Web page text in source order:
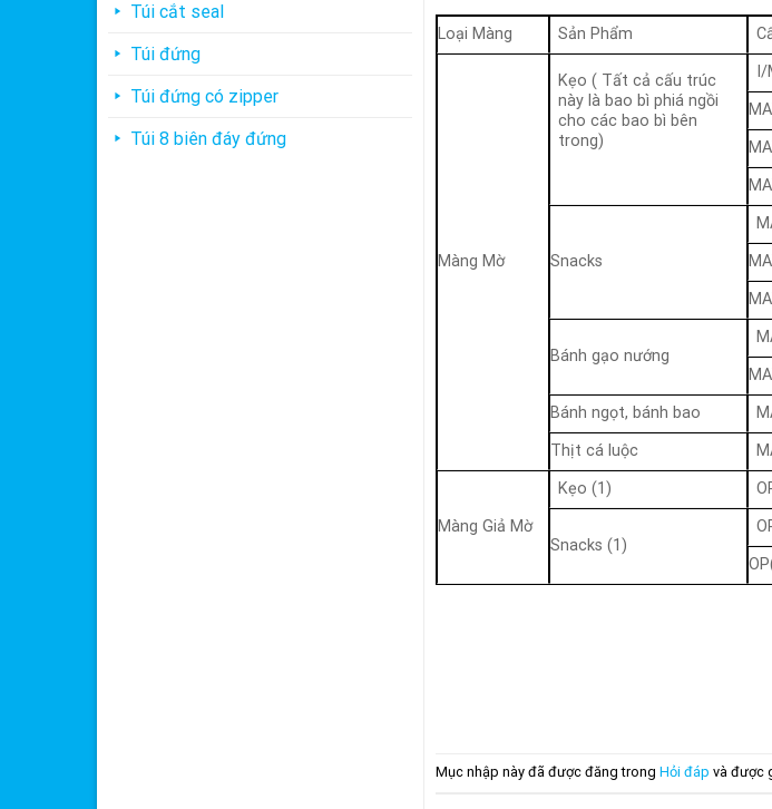
Túi cắt seal
Túi đứng
Túi đứng có zipper
Túi 8 biên đáy đứng
Loại Màng Sản Phẩm
Màng Mờ
Kẹo ( Tất cả cấu trúc
này là bao bì phiá ngồi
cho các bao bì bên
trong)
Snacks
Bánh gạo nướng
Bánh ngọt, bánh bao
Thịt cá luộc
Màng Giả Mờ
Kẹo (1)
Snacks (1)
Mục nhập này đã được đăng trong Hỏi đáp và được